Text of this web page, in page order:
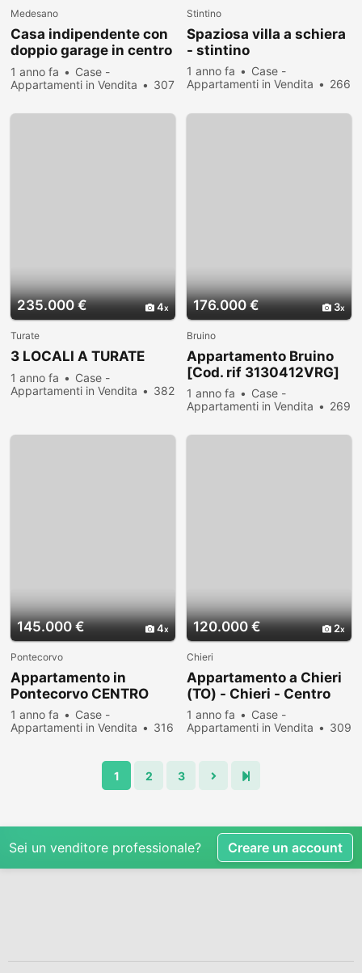
Medesano
Casa indipendente con
doppio garage in centro
a Medesano
1 anno fa
Case -
Appartamenti in Vendita
307
Stintino
Spaziosa villa a schiera
- stintino
1 anno fa
Case -
Appartamenti in Vendita
266
235.000 € 4
Turate
3 LOCALI A TURATE
1 anno fa
Case -
Appartamenti in Vendita
382
176.000 € 3
Bruino
Appartamento Bruino
[Cod. rif 3130412VRG]
1 anno fa
Case -
Appartamenti in Vendita
269
145.000 € 4
Pontecorvo
Appartamento in
Pontecorvo CENTRO
1 anno fa
Case -
Appartamenti in Vendita
316
120.000 € 2
Chieri
Appartamento a Chieri
(TO) - Chieri - Centro
1 anno fa
Case -
Appartamenti in Vendita
309
1 2 3
Sei un venditore professionale? Creare un account